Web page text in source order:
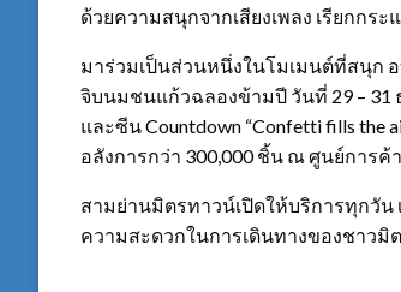
ด้วยความสนุกจากเสียงเพลง เรียกกร
มาร่วมเป็นส่วนหนึ่งในโมเมนต์ที่สนุก
จิบนมชนแก้วฉลองข้ามปี วันที่ 29 – 31
และซีน Countdown “Confetti fills the
อลังการกว่า 300,000 ชิ้น ณ ศูนย์การ
สามย่านมิตรทาวน์เปิดให้บริการทุกวัน
ความสะดวกในการเดินทางของชาวมิต